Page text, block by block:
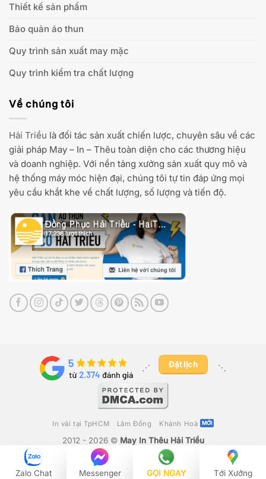
Zalo Chat Messenger GỌI NGAY Tới Xưởng
Thiết kế sản phẩm
Bảo quản áo thun
Quy trình sản xuất may mặc
Quy trình kiểm tra chất lượng
Về chúng tôi
Hải Triều là đối tác sản xuất chiến lược, chuyên sâu về các
giải pháp May – In – Thêu toàn diện cho các thương hiệu
và doanh nghiệp. Với nền tảng xưởng sản xuất quy mô và
hệ thống máy móc hiện đại, chúng tôi tự tin đáp ứng mọi
yêu cầu khắt khe về chất lượng, số lượng và tiến độ.
⋰ ​ Đặt lịch ⋱
In vải tại TpHCM Lâm Đồng Khánh Hoà
2012 - 2026 © May In Thêu Hải Triều
Công Ty TNHH Fika Việt Nam
– GPKD Số 0316280392 Do Sở Kế
Hoạch & Đầu Tư TP Hồ Chí Minh Cấp Ngày 19/05/2020